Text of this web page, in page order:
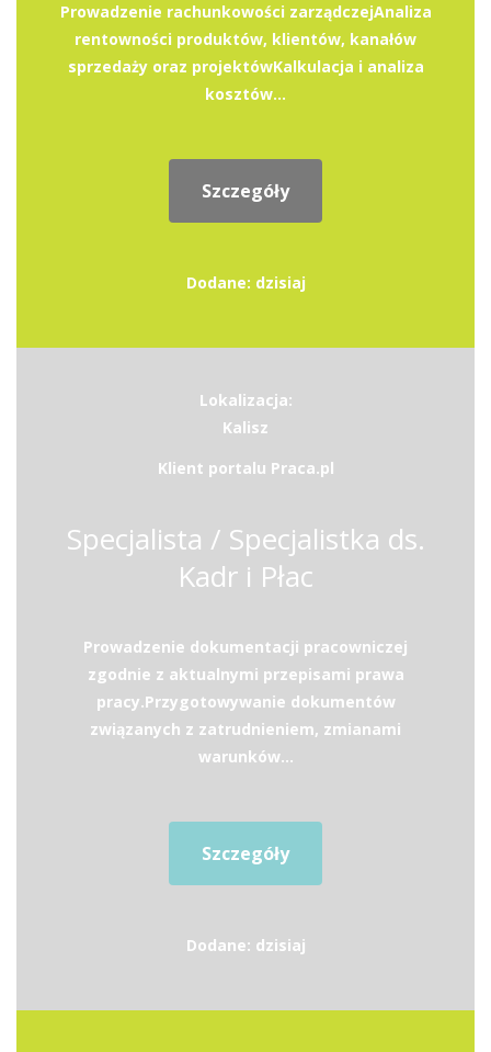
Prowadzenie rachunkowości zarządczejAnaliza
rentowności produktów, klientów, kanałów
sprzedaży oraz projektówKalkulacja i analiza
kosztów...
Szczegóły
Dodane: dzisiaj
Lokalizacja:
Kalisz
Klient portalu Praca.pl
Specjalista / Specjalistka ds.
Kadr i Płac
Prowadzenie dokumentacji pracowniczej
zgodnie z aktualnymi przepisami prawa
pracy.Przygotowywanie dokumentów
związanych z zatrudnieniem, zmianami
warunków...
Szczegóły
Dodane: dzisiaj